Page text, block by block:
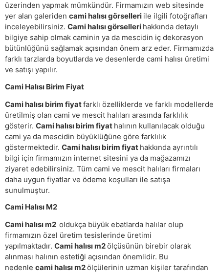
üzerinden yapmak mümkündür. Firmamızın web sitesinde
yer alan galeriden cami halısı görselleri ile ilgili fotoğrafları
inceleyebilirsiniz. Cami halısı görselleri hakkında detaylı
bilgiye sahip olmak caminin ya da mescidin iç dekorasyon
bütünlüğünü sağlamak açısından önem arz eder. Firmamızda
farklı tarzlarda boyutlarda ve desenlerde cami halısı üretimi
ve satışı yapılır.
Cami Halısı Birim Fiyat
Cami halısı birim fiyatfarklı özelliklerde ve farklı modellerde
üretilmiş olan cami ve mescit halıları arasında farklılık
gösterir. Cami halısı birim fiyat halının kullanılacak olduğu
cami ya da mescidin büyüklüğüne göre farklılık
göstermektedir. Cami halısı birim fiyat hakkında ayrıntılı
bilgi için firmamızın internet sitesini ya da mağazamızı
ziyaret edebilirsiniz. Tüm cami ve mescit halıları firmaları
daha uygun fiyatlar ve ödeme koşulları ile satışa
sunulmuştur.
Cami Halısı M2
Cami halısı m2 oldukça büyük ebatlarda halılar olup
firmamızın özel üretim tesislerinde üretimi
yapılmaktadır. Cami halısı m2ölçüsünün birebir olarak
alınması halının estetiği açısından önemlidir. Bu
nedenle cami halısı m2ölçülerinin uzman kişiler tarafından